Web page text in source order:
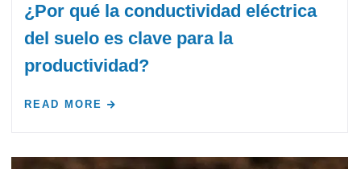
¿Por qué la conductividad eléctrica
del suelo es clave para la
productividad?
READ MORE